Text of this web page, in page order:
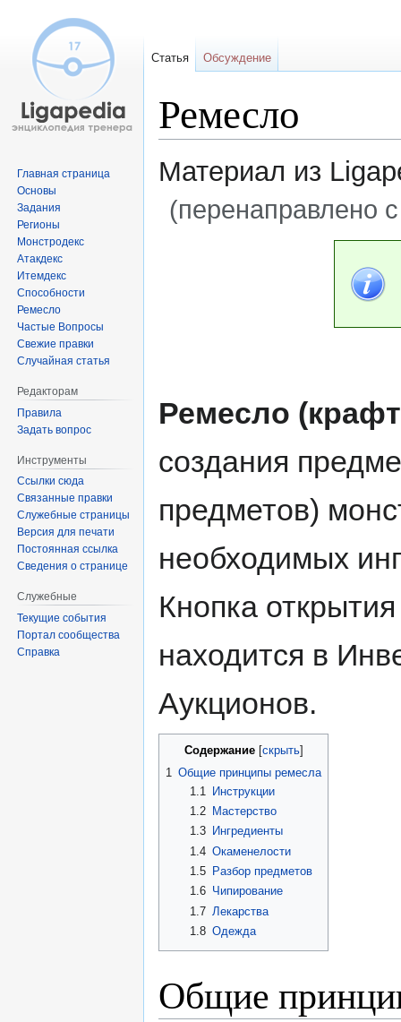
Ремесло
Материал из
(перенаправлено
Ремесло
создания
предметов)
необходимых
Кнопка
находится в
Аукционов.
Содержание
1 Общие принципы ремесла
1.1
Инструкции
1.2
Мастерство
1.3
Ингредиенты
1.4 Окаменелости
1.5
Разбор предметов
1.6 Чипирование
1.7 Лекарства
1.8 Одежда
Общие
Статья Обсуждение
Главная страница
Основы
Задания
Регионы
Монстродекс
Атакдекс
Итемдекс
Способности
Ремесло
Частые Вопросы
Свежие правки
Случайная статья
Редакторам
Правила
Задать вопрос
Инструменты
Ссылки сюда
Связанные правки
Служебные страницы
Версия для печати
Постоянная ссылка
Сведения о странице
Служебные
Текущие события
Портал сообщества
Справка